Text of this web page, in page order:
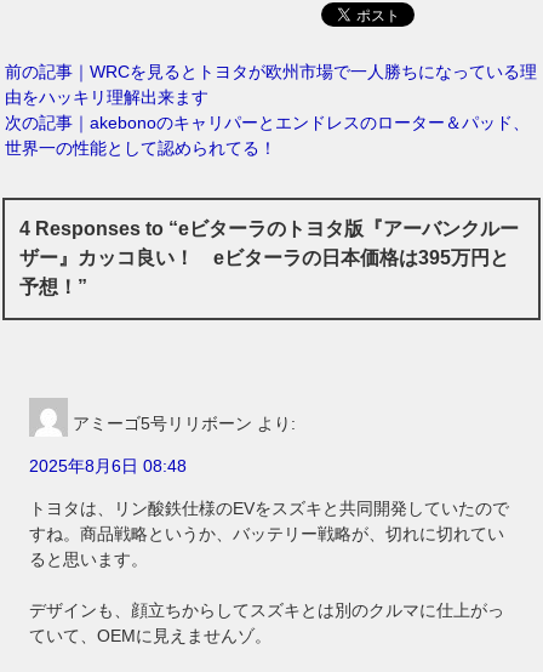
前の記事｜WRCを見るとトヨタが欧州市場で一人勝ちになっている理
由をハッキリ理解出来ます
次の記事｜akebonoのキャリパーとエンドレスのローター＆パッド、
世界一の性能として認められてる！
4 Responses to “eビターラのトヨタ版『アーバンクルー
ザー』カッコ良い！ eビターラの日本価格は395万円と
予想！”
アミーゴ5号リリボーン より:
2025年8月6日 08:48
トヨタは、リン酸鉄仕様のEVをスズキと共同開発していたので
すね。商品戦略というか、バッテリー戦略が、切れに切れてい
ると思います。
デザインも、顔立ちからしてスズキとは別のクルマに仕上がっ
ていて、OEMに見えませんゾ。